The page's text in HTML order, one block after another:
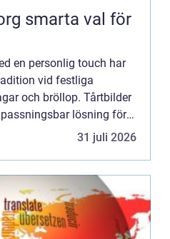
för
en personlig touch har
vid festliga
och bröllop. Tårtbilder
lösning för
31 juli 2026